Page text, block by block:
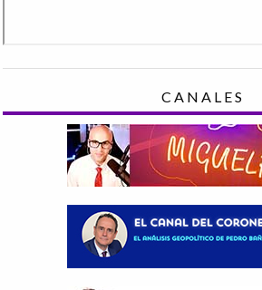
CANALES